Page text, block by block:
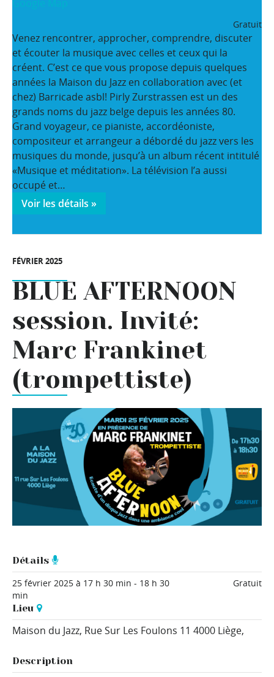
Gratuit
Venez rencontrer, approcher, comprendre, discuter
et écouter la musique avec celles et ceux qui la
créent. C’est ce que vous propose depuis quelques
années la Maison du Jazz en collaboration avec (et
chez) Barricade asbl! Pirly Zurstrassen est un des
grands noms du jazz belge depuis les années 80.
Grand voyageur, ce pianiste, accordéoniste,
compositeur et arrangeur a débordé du jazz vers les
musiques du monde, jusqu’à un album récent intitulé
«Musique et méditation». La télévision l’a aussi
occupé et…
Voir les détails »
FÉVRIER 2025
BLUE AFTERNOON
session. Invité:
Marc Frankinet
(trompettiste)
Détails
25 février 2025 à 17 h 30 min - 18 h 30
min
Gratuit
Lieu
Maison du Jazz, Rue Sur Les Foulons 11 4000 Liège,
Description